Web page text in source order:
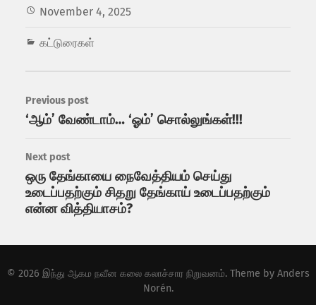
November 4, 2025
கட்டுரைகள்
Previous post
‘ஆம்’ வேண்டாம்… ‘ஓம்’ சொல்லுங்கள்!!!
Next post
ஒரு தேங்காயை நைவேத்தியம் செய்து
உடைப்பதற்கும் சிதறு தேங்காய் உடைப்பதற்கும்
என்ன வித்தியாசம்?
© 2026 இந்து ஆகம நவீன கலை கலாச்சார நிறுவனம். Theme by Anders
Norén.